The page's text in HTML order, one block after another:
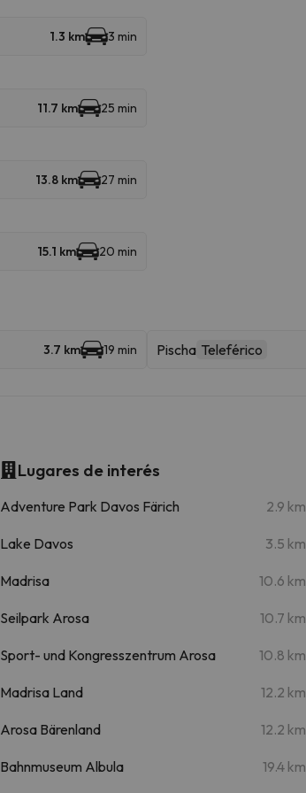
1.3 km 3 min
11.7 km 25 min
13.8 km 27 min
15.1 km 20 min
3.7 km 19 min Pischa Teleférico
Lugares de interés
Adventure Park Davos Färich 2.9 km
Lake Davos 3.5 km
Madrisa 10.6 km
Seilpark Arosa 10.7 km
Sport- und Kongresszentrum Arosa 10.8 km
Madrisa Land 12.2 km
Arosa Bärenland 12.2 km
Bahnmuseum Albula 19.4 km